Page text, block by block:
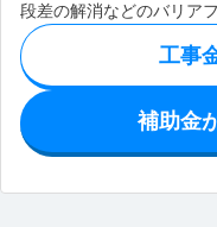
段差の解消などのバリア
工事
補助金